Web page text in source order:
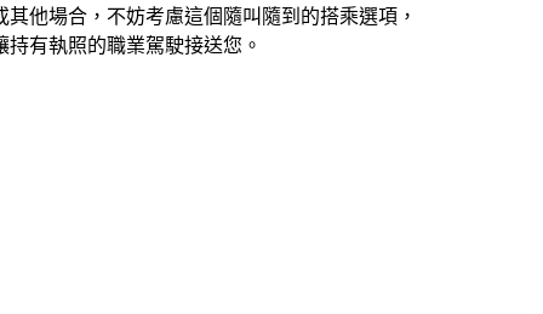
其他場合，不妨考慮這個隨叫隨到的搭乘選項，
持有執照的職業駕駛接送您。